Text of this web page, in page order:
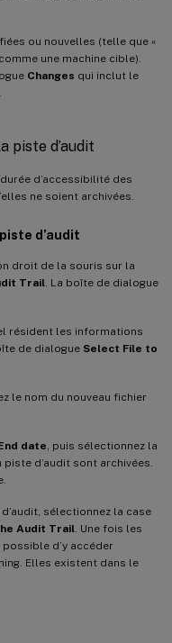
ou nouvelles (telle que «
une machine cible).
Changes qui inclut le
piste d’audit
d’accessibilité des
ne soient archivées.
d’audit
droit de la souris sur la
Trail . La boîte de dialogue
résident les informations
de dialogue Select File to
le nom du nouveau fichier
date , puis sélectionnez la
d’audit sont archivées.
sélectionnez la case
Audit Trail . Une fois les
d’y accéder
Elles existent dans le